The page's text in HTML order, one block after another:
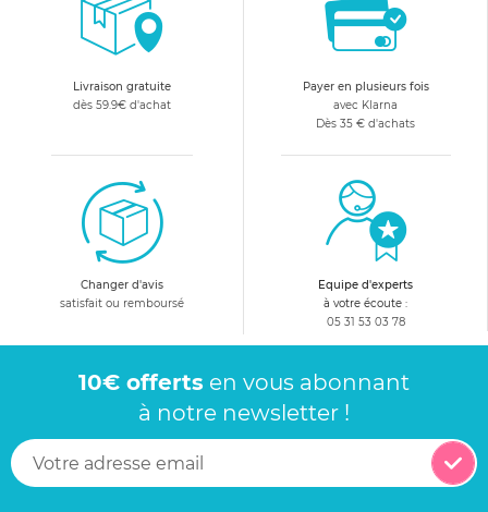
Livraison gratuite
dès 59.9€ d'achat
Payer en plusieurs fois
avec Klarna
Dès 35 € d'achats
Changer d'avis
satisfait ou remboursé
Equipe d'experts
à votre écoute :
05 31 53 03 78
10€ offerts en vous abonnant
à notre newsletter !